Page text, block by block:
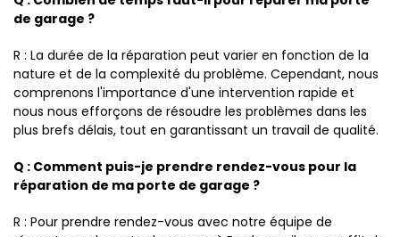
de garage ?
R : La durée de la réparation peut varier en fonction de la
nature et de la complexité du problème. Cependant, nous
comprenons l'importance d'une intervention rapide et
nous nous efforçons de résoudre les problèmes dans les
plus brefs délais, tout en garantissant un travail de qualité.
Q : Comment puis-je prendre rendez-vous pour la
réparation de ma porte de garage ?
R : Pour prendre rendez-vous avec notre équipe de